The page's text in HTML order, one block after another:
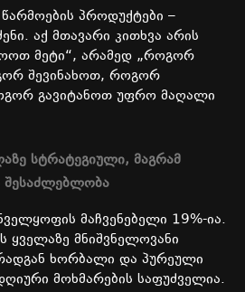
წარმოების პროდუქტები –
. აქ მთავარი კითხვა არის
მეტი“, არამედ „როგორ
შევინახოთ, როგორ
გავიტანოთ უფრო მაღალი
სტრატეგიული, მაგრამ
შესაძლებლობა
მაჩვენებელი 19%-ია.
ყველაზე მნიშვნელოვანი
ხორბალი და პურეული
მოხმარების საფუძველია.